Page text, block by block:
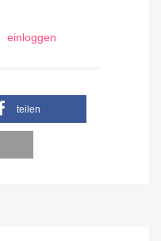
einloggen
teilen